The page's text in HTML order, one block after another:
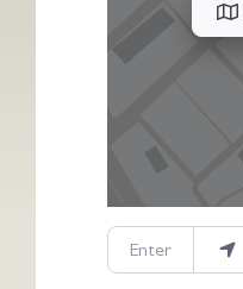
Enter your location